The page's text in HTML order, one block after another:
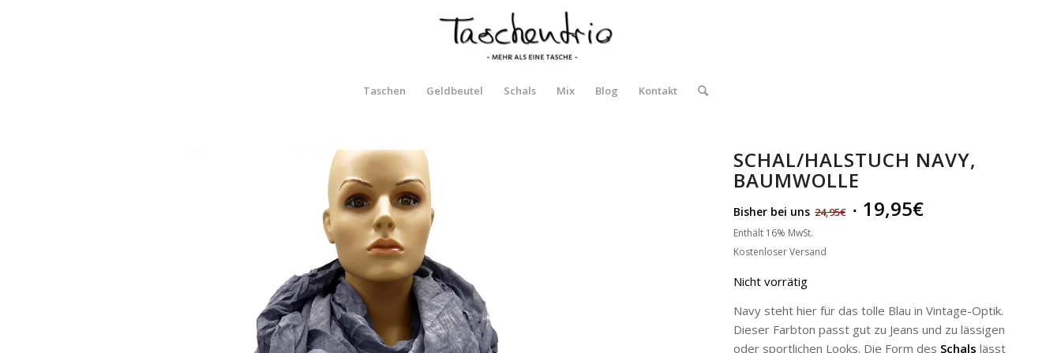
Taschen Geldbeutel Schals Mix Blog Kontakt
SCHAL/HALSTUCH NAVY,
BAUMWOLLE
Bisher bei uns 24,95€ 19,95€
Enthält 16% MwSt.
Kostenloser Versand
Nicht vorrätig
Navy steht hier für das tolle Blau in Vintage-Optik.
Dieser Farbton passt gut zu Jeans und zu lässigen
oder sportlichen Looks. Die Form des Schals lässt